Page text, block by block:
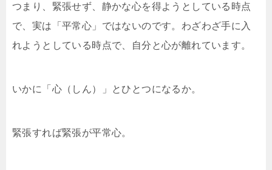
つまり、緊張せず、静かな心を得ようとしている時点
で、実は「平常心」ではないのです。わざわざ手に入
れようとしている時点で、自分と心が離れています。
いかに「心（しん）」とひとつになるか。
緊張すれば緊張が平常心。